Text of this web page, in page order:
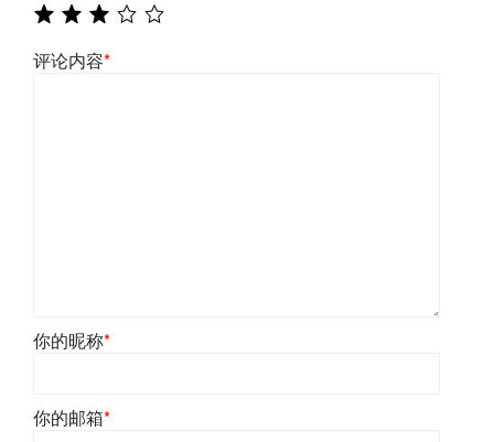
评论内容*
你的昵称*
你的邮箱*